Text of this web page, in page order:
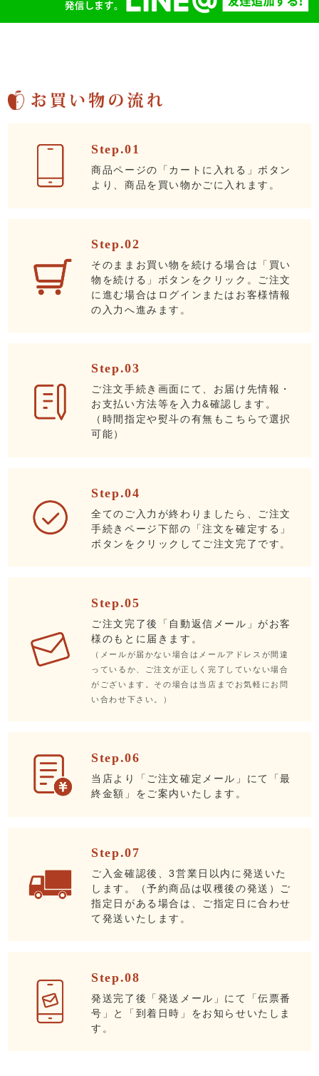
Step.01
商品ページの「カートに入れる」ボタン
より、商品を買い物かごに入れます。
Step.02
そのままお買い物を続ける場合は「買い
物を続ける」ボタンをクリック。ご注文
に進む場合はログインまたはお客様情報
の入力へ進みます。
Step.03
ご注文手続き画面にて、お届け先情報・
お支払い方法等を入力&確認します。
（時間指定や熨斗の有無もこちらで選択
可能）
Step.04
全てのご入力が終わりましたら、ご注文
手続きページ下部の「注文を確定する」
ボタンをクリックしてご注文完了です。
Step.05
ご注文完了後「自動返信メール」がお客
様のもとに届きます。
（メールが届かない場合はメールアドレスが間違
っているか、ご注文が正しく完了していない場合
がございます。その場合は当店までお気軽にお問
い合わせ下さい。）
Step.06
当店より「ご注文確定メール」にて「最
終金額」をご案内いたします。
Step.07
ご入金確認後、3営業日以内に発送いた
します。（予約商品は収穫後の発送）ご
指定日がある場合は、ご指定日に合わせ
て発送いたします。
Step.08
発送完了後「発送メール」にて「伝票番
号」と「到着日時」をお知らせいたしま
す。